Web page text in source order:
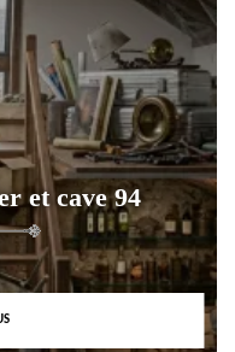
et cave 94